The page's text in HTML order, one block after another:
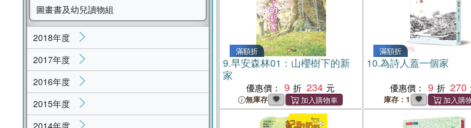
圖畫書及幼兒讀物組
2018年度
2017年度
2016年度
2015年度
2014年度
滿額折
9.早安森林01：山櫻樹下的新
家
優惠價： 9 234
無庫存
滿額折
10.為詩人蓋一個家
優惠價： 9 270
庫存：1